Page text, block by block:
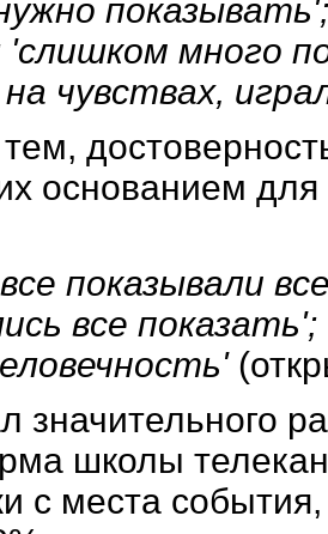
'слишком много
чувствах,
основанием
показывали
все
значительного
школы
с места